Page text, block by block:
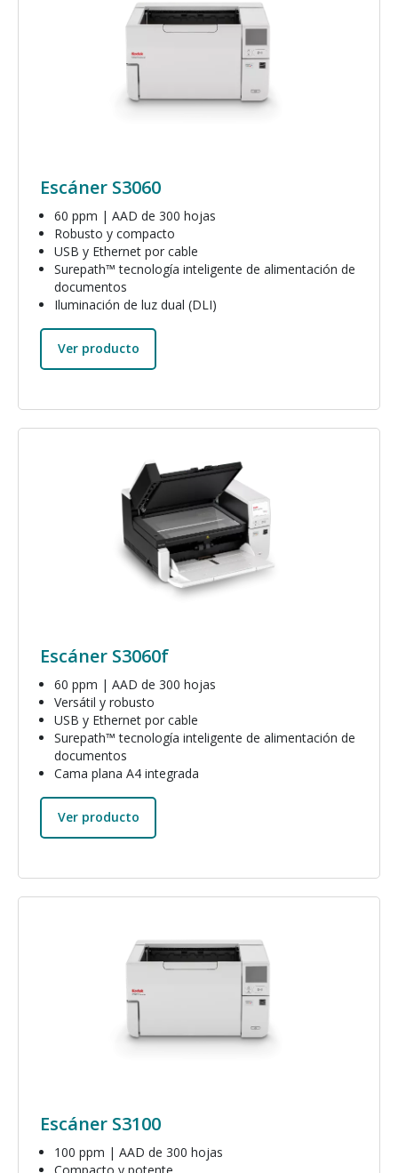
Escáner S3060
60 ppm | AAD de 300 hojas
Robusto y compacto
USB y Ethernet por cable
Surepath™ tecnología inteligente de alimentación de
documentos
Iluminación de luz dual (DLI)
Ver producto
Imagen
Escáner S3060f
60 ppm | AAD de 300 hojas
Versátil y robusto
USB y Ethernet por cable
Surepath™ tecnología inteligente de alimentación de
documentos
Cama plana A4 integrada
Ver producto
Imagen
Escáner S3100
100 ppm | AAD de 300 hojas